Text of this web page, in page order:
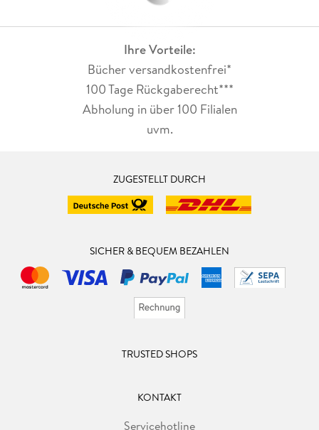
Ihre Vorteile:
Bücher versandkostenfrei*
100 Tage Rückgaberecht***
Abholung in über 100 Filialen
uvm.
ZUGESTELLT DURCH
SICHER & BEQUEM BEZAHLEN
TRUSTED SHOPS
KONTAKT
Servicehotline